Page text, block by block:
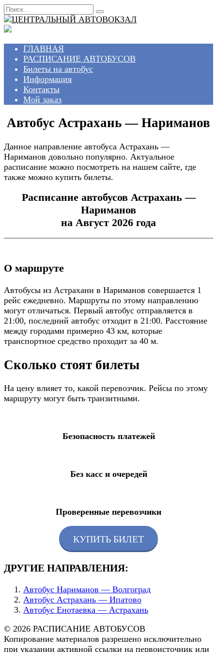
Перейти
к
содержанию
Search
for:
ГЛАВНАЯ
РАСПИСАНИЕ АВТОБУСОВ
Билеты на автобус
Информация
Контакты
Мой заказ
Автобус Астрахань — Нариманов
Данное направление автобуса Астрахань —
Нариманов довольно популярно. Актуальное
расписание можно посмотреть на нашем сайте, где
также можно купить билеты.
Расписание автобусов Астрахань —
Нариманов
на Август 2026 года
О маршруте
Автобусы из Астрахани в Нариманов совершается 1
рейс ежедневно. Маршруты по этому направлению
могут отличаться. Первый автобус отправляется в
21:00, последний автобус отходит в 21:00. Расстояние
между городами примерно 43 км, которые
транспортное средство проходит за 40 м.
Сколько стоят билеты
На цену влияет то, какой перевозчик. Рейсы по этому
маршруту могут быть транзитными.
Безопасность платежей
Без касс и очередей
Проверенные перевозчики
КУПИТЬ БИЛЕТ
ДРУГИЕ НАПРАВЛЕНИЯ:
Автобус Нариманов — Волгоград
Автобус Астрахань — Ипатово
Автобус Енотаевка — Астрахань
© 2026 РАСПИСАНИЕ АВТОБУСОВ
Копирование материалов разрешено исключительно
при указании активной ссылки на первоисточник или